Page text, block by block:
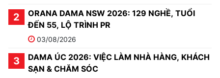
ORANA DAMA NSW 2026: 129 NGHỀ, TUỔI
ĐẾN 55, LỘ TRÌNH PR
03/08/2026
DAMA ÚC 2026: VIỆC LÀM NHÀ HÀNG, KHÁCH
SẠN & CHĂM SÓC